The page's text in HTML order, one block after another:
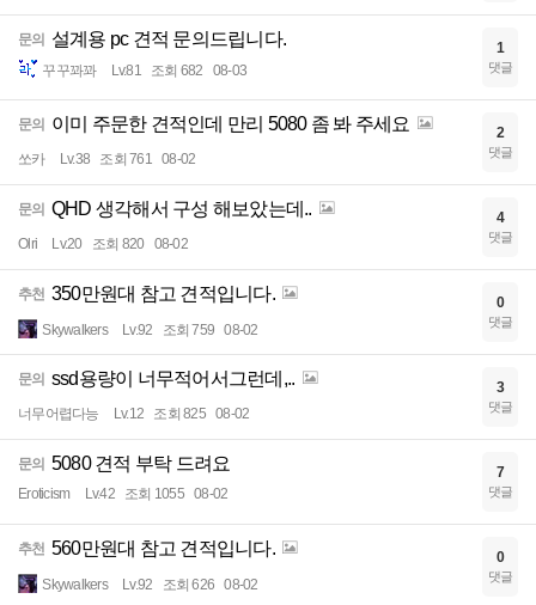
문의 설계용 pc 견적 문의드립니다.
꾸꾸꽈꽈 Lv.81 조회 682 08-03
1
댓글
문의 이미 주문한 견적인데 만리 5080 좀 봐 주세요
쏘카 Lv.38 조회 761 08-02
2
댓글
문의 QHD 생각해서 구성 해보았는데..
Olri Lv.20 조회 820 08-02
4
댓글
추천 350만원대 참고 견적입니다.
Skywalkers Lv.92 조회 759 08-02
0
댓글
문의 ssd용량이 너무적어서그런데,..
너무어렵다능 Lv.12 조회 825 08-02
3
댓글
문의 5080 견적 부탁 드려요
Eroticism Lv.42 조회 1055 08-02
7
댓글
추천 560만원대 참고 견적입니다.
Skywalkers Lv.92 조회 626 08-02
0
댓글